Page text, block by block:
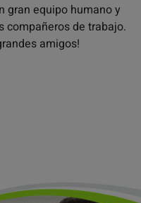
gran equipo humano y
compañeros de trabajo.
amigos!